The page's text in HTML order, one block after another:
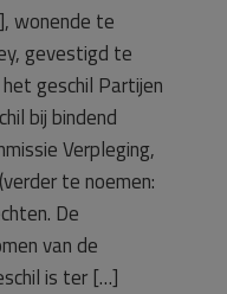
wonende te
gevestigd te
geschil Partijen
bij bindend
Verpleging,
te noemen:
De
van de
is ter […]